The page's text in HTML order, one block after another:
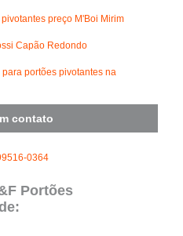
preço M'Boi Mirim
Capão Redondo
portões pivotantes na
contato
0364
Portões